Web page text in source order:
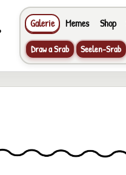
Galerie Memes Shop
Draw a Srab
Seelen-Srab